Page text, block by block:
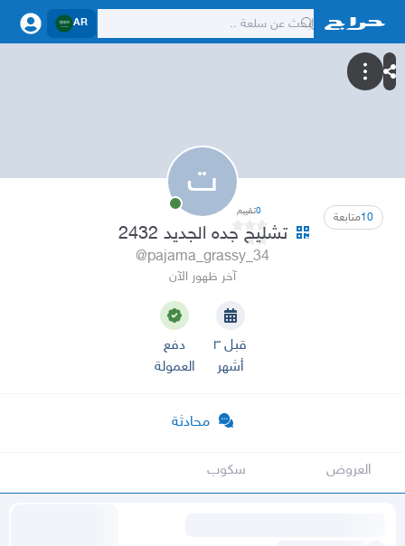
AR
ت
10متابعة 0تقييم
تشليح جده الجديد 2432
@pajama_grassy_34
آخر ظهور الآن
قبل ٣
أشهر
دفع
العمولة
محادثة
العروض سكوب